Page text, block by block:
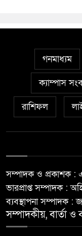
গনমাধ্যম
ক্যাম্পাস
রাশিফল
সম্পাদক ও প্রকাশক :
ভারপ্রাপ্ত সম্পাদক :
ব্যবস্থাপনা সম্পাদক :
সম্পাদকীয়, বার্তা ও